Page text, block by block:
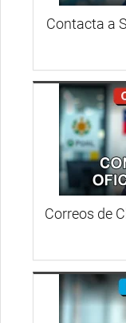
Contacta a
Correos de